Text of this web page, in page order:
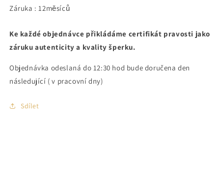
Záruka : 12měsíců
Ke každé objednávce přikládáme certifikát pravosti jako
záruku autenticity a kvality šperku.
Objednávka odeslaná do 12:30 hod bude doručena den
následující ( v pracovní dny)
Sdílet